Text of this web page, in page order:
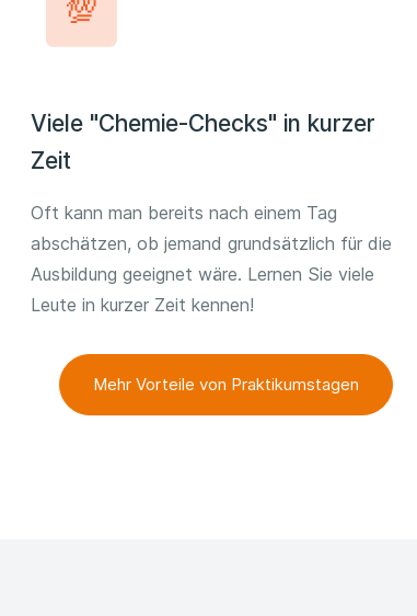
Viele "Chemie-Checks" in kurzer
Zeit
Oft kann man bereits nach einem Tag
abschätzen, ob jemand grundsätzlich für die
Ausbildung geeignet wäre. Lernen Sie viele
Leute in kurzer Zeit kennen!
Mehr Vorteile von Praktikumstagen